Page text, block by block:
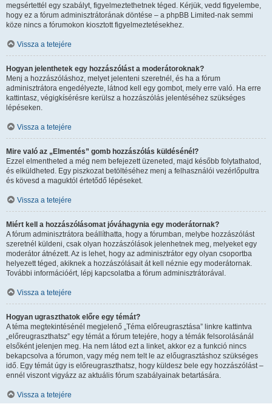
megsértettél egy szabályt, figyelmeztethetnek téged. Kérjük, vedd figyelembe,
hogy ez a fórum adminisztrátorának döntése – a phpBB Limited-nak semmi
köze nincs a fórumokon kiosztott figyelmeztetésekhez.
Vissza a tetejére
Hogyan jelenthetek egy hozzászólást a moderátoroknak?
Menj a hozzászóláshoz, melyet jelenteni szeretnél, és ha a fórum
adminisztrátora engedélyezte, látnod kell egy gombot, mely erre való. Ha erre
kattintasz, végigkísérésre kerülsz a hozzászólás jelentéséhez szükséges
lépéseken.
Vissza a tetejére
Mire való az „Elmentés” gomb hozzászólás küldésénél?
Ezzel elmentheted a még nem befejezett üzeneted, majd később folytathatod,
és elküldheted. Egy piszkozat betöltéséhez menj a felhasználói vezérlőpultra
és kövesd a maguktól értetődő lépéseket.
Vissza a tetejére
Miért kell a hozzászólásomat jóváhagynia egy moderátornak?
A fórum adminisztrátora beállíthatta, hogy a fórumban, melybe hozzászólást
szeretnél küldeni, csak olyan hozzászólások jelenhetnek meg, melyeket egy
moderátor átnézett. Az is lehet, hogy az adminisztrátor egy olyan csoportba
helyezett téged, akiknek a hozzászólásait át kell néznie egy moderátornak.
További információért, lépj kapcsolatba a fórum adminisztrátorával.
Vissza a tetejére
Hogyan ugraszthatok előre egy témát?
A téma megtekintésénél megjelenő „Téma előreugrasztása” linkre kattintva
„előreugraszthatsz” egy témát a fórum tetejére, hogy a témák felsorolásánál
elsőként jelenjen meg. Ha nem látod ezt a linket, akkor ez a funkció nincs
bekapcsolva a fórumon, vagy még nem telt le az előugrasztáshoz szükséges
idő. Egy témát úgy is előreugraszthatsz, hogy küldesz bele egy hozzászólást –
ennél viszont vigyázz az aktuális fórum szabályainak betartására.
Vissza a tetejére